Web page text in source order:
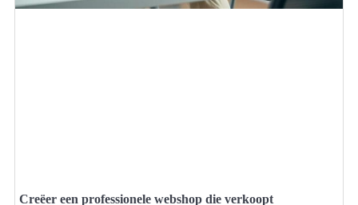
Creëer een professionele webshop die verkoopt